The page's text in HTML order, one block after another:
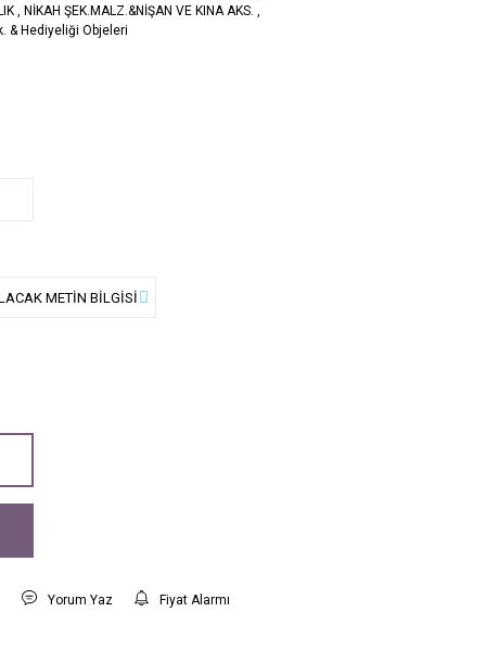
, NİKAH ŞEK.MALZ.&NİŞAN VE KINA AKS. ,
& Hediyeliği Objeleri
Yorum Yaz Fiyat Alarmı